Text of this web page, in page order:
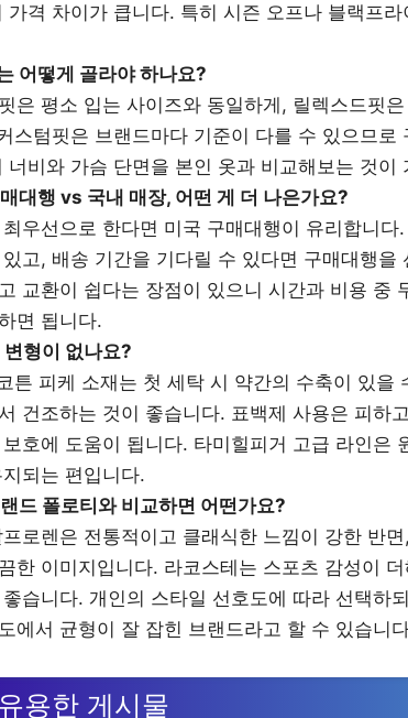
가격 차이가 큽니다. 특히 시즌 오프나 블랙프
어떻게 골라야 하나요?
은 평소 입는 사이즈와 동일하게, 릴렉스드핏
스텀핏은 브랜드마다 기준이 다를 수 있으므로
너비와 가슴 단면을 본인 옷과 비교해보는 것이
대행 vs 국내 매장, 어떤 게 더 나은가요?
우선으로 한다면 미국 구매대행이 유리합니
고, 배송 기간을 기다릴 수 있다면 구매대행을
교환이 쉽다는 장점이 있으니 시간과 비용 중
면 됩니다.
변형이 없나요?
튼 피케 소재는 첫 세탁 시 약간의 수축이 있을
건조하는 것이 좋습니다. 표백제 사용은 피하
호에 도움이 됩니다. 타미힐피거 고급 라인은
되는 편입니다.
드 폴로티와 비교하면 어떤가요?
로렌은 전통적이고 클래식한 느낌이 강한 반
한 이미지입니다. 라코스테는 스포츠 감성이
습니다. 개인의 스타일 선호도에 따라 선택하
에서 균형이 잘 잡힌 브랜드라고 할 수 있습니
용한 게시물